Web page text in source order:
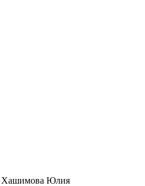
Хашимова Юлия